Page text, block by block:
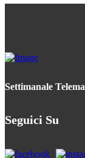
Settimanale
Seguici Su